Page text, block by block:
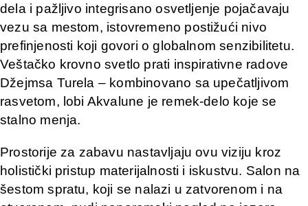
dela i pažljivo integrisano osvetljenje pojačavaju
vezu sa mestom, istovremeno postižući nivo
prefinjenosti koji govori o globalnom senzibilitetu.
Veštačko krovno svetlo prati inspirativne radove
Džejmsa Turela – kombinovano sa upečatljivom
rasvetom, lobi Akvalune je remek-delo koje se
stalno menja.
Prostorije za zabavu nastavljaju ovu viziju kroz
holistički pristup materijalnosti i iskustvu. Salon na
šestom spratu, koji se nalazi u zatvorenom i na